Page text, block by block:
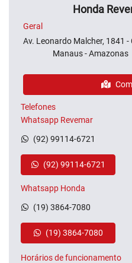
Honda
Geral
Av. Leonardo Malcher, 1841 -
Manaus - Amazonas
Telefones
Whatsapp Revemar
(92) 99114-6721
(92) 99114-6721
Whatsapp Honda
(19) 3864-7080
(19) 3864-7080
Horários de funcionamento